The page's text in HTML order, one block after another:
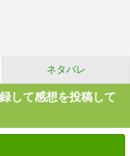
ネタバレ
して感想を投稿して